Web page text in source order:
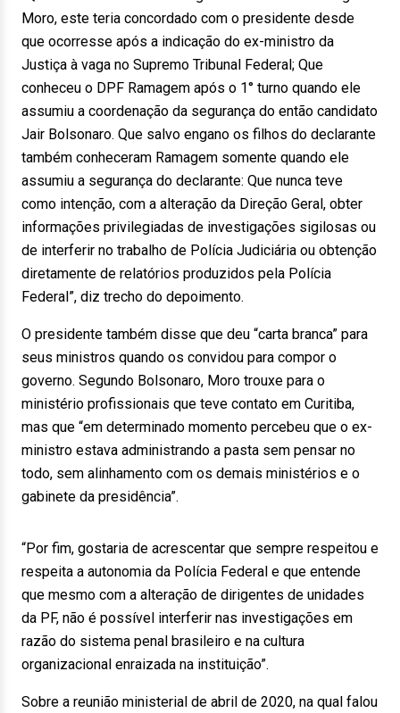
Moro, este teria concordado com o presidente desde
que ocorresse após a indicação do ex-ministro da
Justiça à vaga no Supremo Tribunal Federal; Que
conheceu o DPF Ramagem após o 1° turno quando ele
assumiu a coordenação da segurança do então candidato
Jair Bolsonaro. Que salvo engano os filhos do declarante
também conheceram Ramagem somente quando ele
assumiu a segurança do declarante: Que nunca teve
como intenção, com a alteração da Direção Geral, obter
informações privilegiadas de investigações sigilosas ou
de interferir no trabalho de Polícia Judiciária ou obtenção
diretamente de relatórios produzidos pela Polícia
Federal”, diz trecho do depoimento.
O presidente também disse que deu “carta branca” para
seus ministros quando os convidou para compor o
governo. Segundo Bolsonaro, Moro trouxe para o
ministério profissionais que teve contato em Curitiba,
mas que “em determinado momento percebeu que o ex-
ministro estava administrando a pasta sem pensar no
todo, sem alinhamento com os demais ministérios e o
gabinete da presidência”.
“Por fim, gostaria de acrescentar que sempre respeitou e
respeita a autonomia da Polícia Federal e que entende
que mesmo com a alteração de dirigentes de unidades
da PF, não é possível interferir nas investigações em
razão do sistema penal brasileiro e na cultura
organizacional enraizada na instituição”.
Sobre a reunião ministerial de abril de 2020, na qual falou